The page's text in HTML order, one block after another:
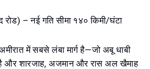
– नई गति सीमा १४० किमी/घंटा
में सबसे लंबा मार्ग है—जो अबू धाबी
और शारजाह, अजमान और रास अल खैमाह